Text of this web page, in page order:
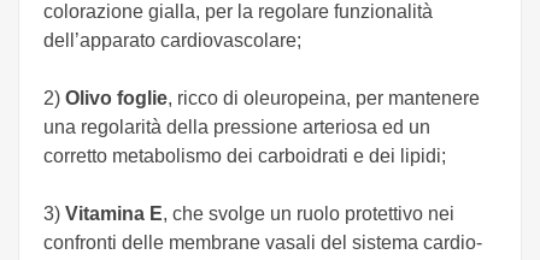
colorazione gialla, per la regolare funzionalità
dell’apparato cardiovascolare;
2) Olivo foglie, ricco di oleuropeina, per mantenere
una regolarità della pressione arteriosa ed un
corretto metabolismo dei carboidrati e dei lipidi;
3) Vitamina E, che svolge un ruolo protettivo nei
confronti delle membrane vasali del sistema cardio-